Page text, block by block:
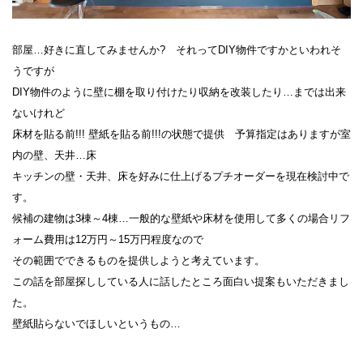
部屋…好きに直してみませんか? それってDIY物件ですかといわれそ
うですが
DIY物件のように壁に棚を取り付けたり収納を改装したり…までは出来
ないけれど
床材を貼る前!!! 壁紙を貼る前!!!の状態で提供 予算指定はありますが室
内の壁、天井…床
キッチンの壁・天井、床を好みに仕上げるプチオーダーを現在検討中で
す。
候補の建物は3棟～4棟…一般的な壁紙や床材を使用して多くの場合リフ
ォーム費用は12万円～15万円程度なので
その範囲でできるものを提供しようと考えています。
この話を部屋探ししている人に話したところ面白い提案もいただきまし
た。
壁紙貼らないでほしいというもの…